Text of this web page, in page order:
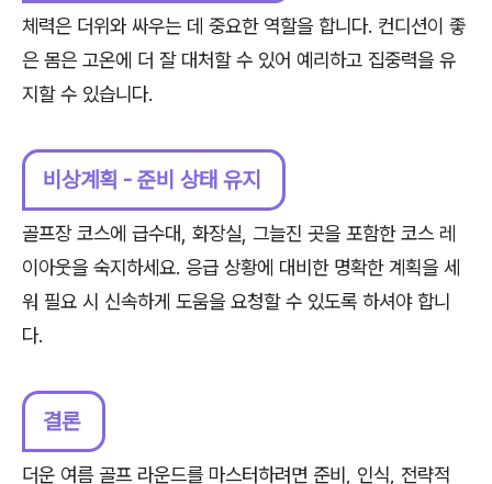
체력은 더위와 싸우는 데 중요한 역할을 합니다. 컨디션이 좋
은 몸은 고온에 더 잘 대처할 수 있어 예리하고 집중력을 유
지할 수 있습니다.
비상계획 - 준비 상태 유지
골프장 코스에 급수대, 화장실, 그늘진 곳을 포함한 코스 레
이아웃을 숙지하세요. 응급 상황에 대비한 명확한 계획을 세
워 필요 시 신속하게 도움을 요청할 수 있도록 하셔야 합니
다.
결론
더운 여름 골프 라운드를 마스터하려면 준비, 인식, 전략적